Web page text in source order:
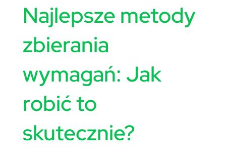
Najlepsze metody
zbierania
wymagań: Jak
robić to
skutecznie?